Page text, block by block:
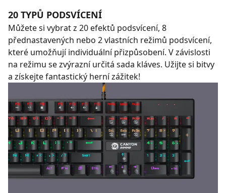
20 TYPŮ PODSVÍCENÍ
Můžete si vybrat z 20 efektů podsvícení, 8
přednastavených nebo 2 vlastních režimů podsvícení,
které umožňují individuální přizpůsobení. V závislosti
na režimu se zvýrazní určitá sada kláves. Užijte si bitvy
a získejte fantastický herní zážitek!